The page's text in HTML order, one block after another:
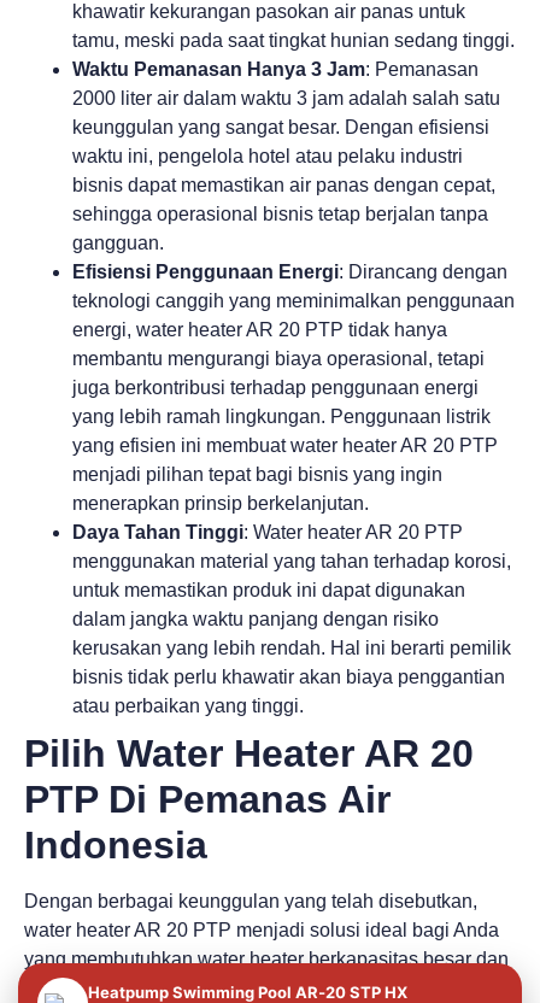
khawatir kekurangan pasokan air panas untuk
tamu, meski pada saat tingkat hunian sedang tinggi.
Waktu Pemanasan Hanya 3 Jam: Pemanasan
2000 liter air dalam waktu 3 jam adalah salah satu
keunggulan yang sangat besar. Dengan efisiensi
waktu ini, pengelola hotel atau pelaku industri
bisnis dapat memastikan air panas dengan cepat,
sehingga operasional bisnis tetap berjalan tanpa
gangguan.
Efisiensi Penggunaan Energi: Dirancang dengan
teknologi canggih yang meminimalkan penggunaan
energi, water heater AR 20 PTP tidak hanya
membantu mengurangi biaya operasional, tetapi
juga berkontribusi terhadap penggunaan energi
yang lebih ramah lingkungan. Penggunaan listrik
yang efisien ini membuat water heater AR 20 PTP
menjadi pilihan tepat bagi bisnis yang ingin
menerapkan prinsip berkelanjutan.
Daya Tahan Tinggi: Water heater AR 20 PTP
menggunakan material yang tahan terhadap korosi,
untuk memastikan produk ini dapat digunakan
dalam jangka waktu panjang dengan risiko
kerusakan yang lebih rendah. Hal ini berarti pemilik
bisnis tidak perlu khawatir akan biaya penggantian
atau perbaikan yang tinggi.
Pilih Water Heater AR 20
PTP Di Pemanas Air
Indonesia
Dengan berbagai keunggulan yang telah disebutkan,
water heater AR 20 PTP menjadi solusi ideal bagi Anda
yang membutuhkan water heater berkapasitas besar dan
efisien. Dari kecepatan pemanasan yang hanya 3 jam
Heatpump Swimming Pool AR‐20 STP HX